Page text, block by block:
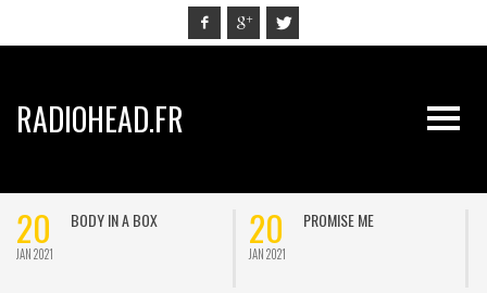
RADIOHEAD.FR
20
JAN 2021
BODY IN A BOX 20
JAN 2021
PROMISE ME